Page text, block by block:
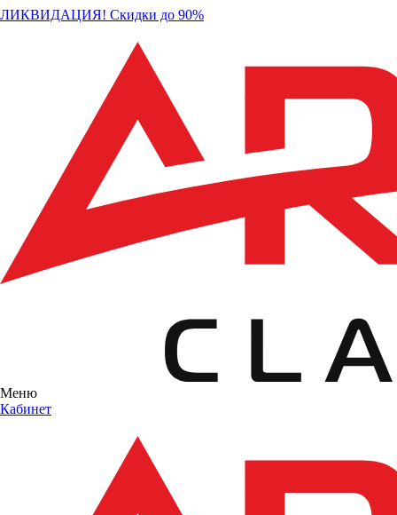
ЛИКВИДАЦИЯ! Скидки до 90%
Меню
Кабинет